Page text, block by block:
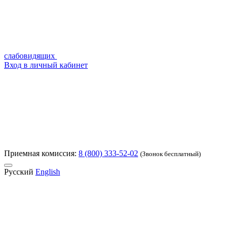
слабовидящих
Вход в личный кабинет
Приемная комиссия: 8 (800) 333-52-02 (Звонок бесплатный)
Русский English